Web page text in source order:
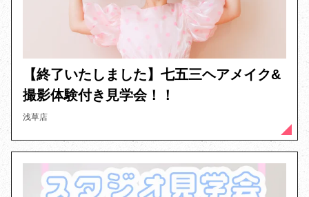
【終了いたしました】七五三ヘアメイク&
撮影体験付き見学会！！
浅草店